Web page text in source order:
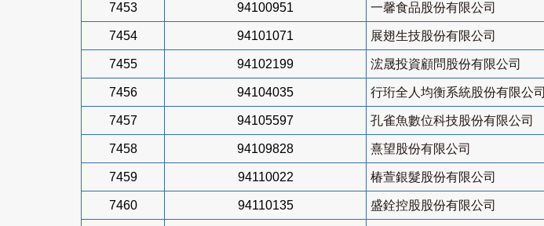
7453 94100951 一馨食品股份有限公司
7454 94101071 展翅生技股份有限公司
7455 94102199 浤晟投資顧問股份有限公司
7456 94104035 行珩全人均衡系統股份有限公司
7457 94105597 孔雀魚數位科技股份有限公司
7458 94109828 熹望股份有限公司
7459 94110022 椿萱銀髮股份有限公司
7460 94110135 盛銓控股股份有限公司